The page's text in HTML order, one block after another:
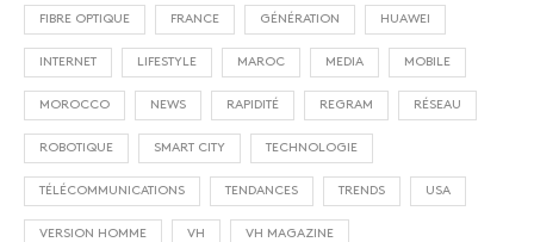
FIBRE OPTIQUE FRANCE GÉNÉRATION HUAWEI
INTERNET LIFESTYLE MAROC MEDIA MOBILE
MOROCCO NEWS RAPIDITÉ REGRAM RÉSEAU
ROBOTIQUE SMART CITY TECHNOLOGIE
TÉLÉCOMMUNICATIONS TENDANCES TRENDS USA
VERSION HOMME VH VH MAGAZINE